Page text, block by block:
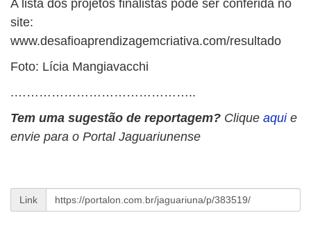
A lista dos projetos finalistas pode ser conferida no
site:
www.desafioaprendizagemcriativa.com/resultado
Foto: Lícia Mangiavacchi
.……………………………………..
Tem uma sugestão de reportagem? Clique aqui e
envie para o Portal Jaguariunense
Link